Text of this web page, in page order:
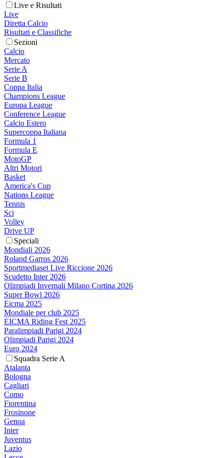
Live e Risultati
Live
Diretta Calcio
Risultati e Classifiche
Sezioni
Calcio
Mercato
Serie A
Serie B
Coppa Italia
Champions League
Europa League
Conference League
Calcio Estero
Supercoppa Italiana
Formula 1
Formula E
MotoGP
Altri Motori
Basket
America's Cup
Nations League
Tennis
Sci
Volley
Drive UP
Speciali
Mondiali 2026
Roland Garros 2026
Sportmediaset Live Riccione 2026
Scudetto Inter 2026
Olimpiadi Invernali Milano Cortina 2026
Super Bowl 2026
Eicma 2025
Mondiale per club 2025
EICMA Riding Fest 2025
Paralimpiadi Parigi 2024
Olimpiadi Parigi 2024
Euro 2024
Squadra Serie A
Atalanta
Bologna
Cagliari
Como
Fiorentina
Frosinone
Genoa
Inter
Juventus
Lazio